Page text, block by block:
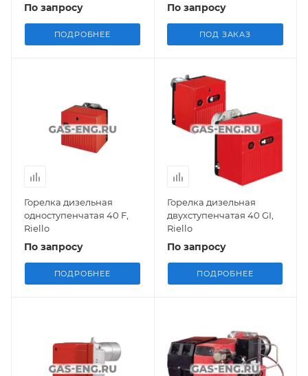
По запросу
ПОДРОБНЕЕ
По запросу
ПОД ЗАКАЗ
Горелка дизельная
одноступенчатая 40 F,
Riello
По запросу
ПОДРОБНЕЕ
Горелка дизельная
двухступенчатая 40 GI,
Riello
По запросу
ПОДРОБНЕЕ